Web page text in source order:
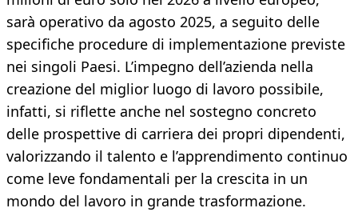
sarà operativo da agosto 2025, a seguito delle
specifiche procedure di implementazione previste
nei singoli Paesi. L’impegno dell’azienda nella
creazione del miglior luogo di lavoro possibile,
infatti, si riflette anche nel sostegno concreto
delle prospettive di carriera dei propri dipendenti,
valorizzando il talento e l’apprendimento continuo
come leve fondamentali per la crescita in un
mondo del lavoro in grande trasformazione.